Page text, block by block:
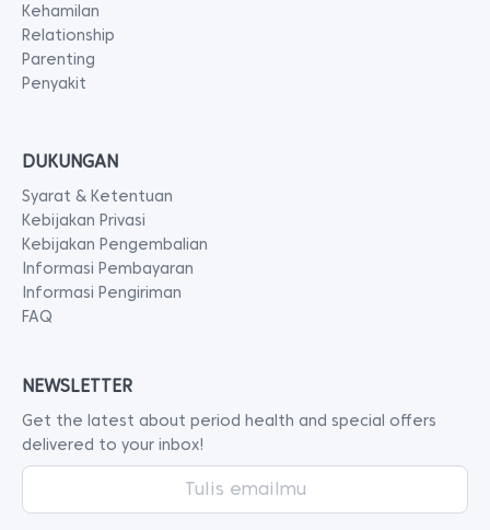
Kehamilan
Relationship
Parenting
Penyakit
DUKUNGAN
Syarat & Ketentuan
Kebijakan Privasi
Kebijakan Pengembalian
Informasi Pembayaran
Informasi Pengiriman
FAQ
NEWSLETTER
Get the latest about period health and special offers
delivered to your inbox!